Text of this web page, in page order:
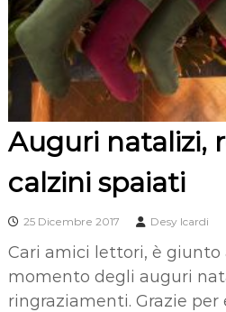
Auguri natalizi,
calzini spaiati
25 Dicembre 2017 Desy Icardi
Cari amici lettori, è giunto
momento degli auguri
ringraziamenti. Grazie per